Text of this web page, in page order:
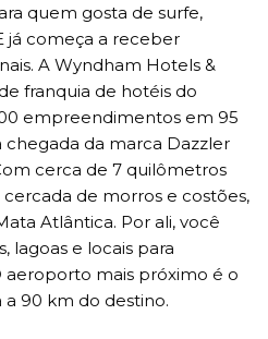
quem gosta de surfe,
já começa a receber
A Wyndham Hotels &
franquia de hotéis do
empreendimentos em 95
chegada da marca Dazzler
cerca de 7 quilômetros
de morros e costões,
Atlântica. Por ali, você
lagoas e locais para
aeroporto mais próximo é o
a 90 km do destino.